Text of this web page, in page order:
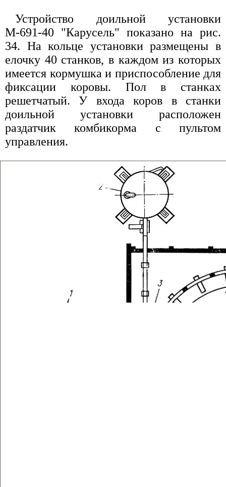
Устройство доильной установки
М-691-40 "Карусель" показано на рис.
34. На кольце установки размещены в
елочку 40 станков, в каждом из которых
имеется кормушка и приспособление для
фиксации коровы. Пол в станках
решетчатый. У входа коров в станки
доильной установки расположен
раздатчик комбикорма с пультом
управления.